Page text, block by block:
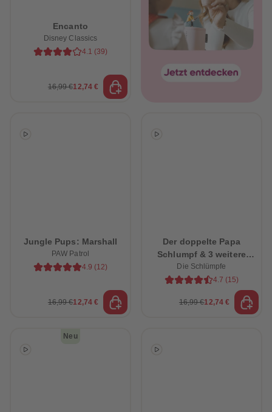
Encanto
Disney Classics
4.1 (39)
16,99 €12,74 €
Jungle Pups: Marshall
PAW Patrol
4.9 (12)
16,99 €12,74 €
Der doppelte Papa
Schlumpf & 3 weitere
schlumpfige Abenteuer
Die Schlümpfe
4.7 (15)
16,99 €12,74 €
Neu